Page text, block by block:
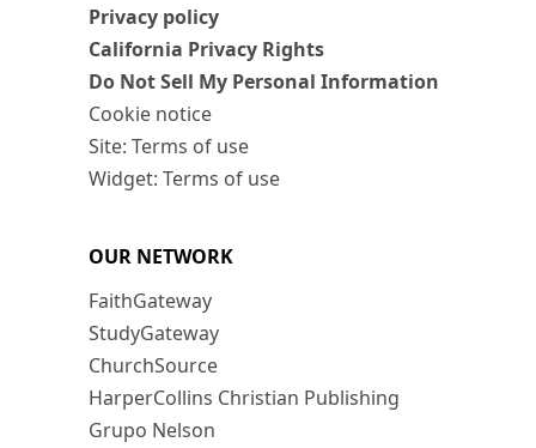
Privacy policy
California Privacy Rights
Do Not Sell My Personal Information
Cookie notice
Site: Terms of use
Widget: Terms of use
OUR NETWORK
FaithGateway
StudyGateway
ChurchSource
HarperCollins Christian Publishing
Grupo Nelson